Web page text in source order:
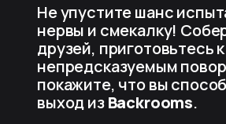
Не упустите шанс
нервы и смекалку!
друзей, приготовьтесь к
непредсказуемым
покажите, что вы
выход изBackrooms.